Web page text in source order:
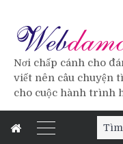
Nơi chấp cánh cho
viết nên câu chuyện
cho cuộc hành trình
Tìm